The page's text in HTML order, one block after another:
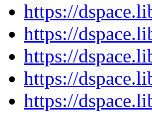
https://
https://
https://
https://
https://